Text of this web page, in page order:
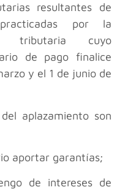
resultantes de
practicadas por la
tributaria cuyo
de pago finalice
y el 1 de junio de
aplazamiento son
aportar garantías;
de intereses de